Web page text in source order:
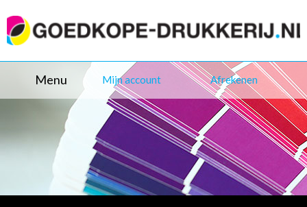
Menu Mijn account Afrekenen